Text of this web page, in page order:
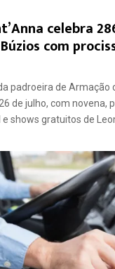
celebra
com
padroeira de Armação
de julho, com novena,
shows gratuitos de